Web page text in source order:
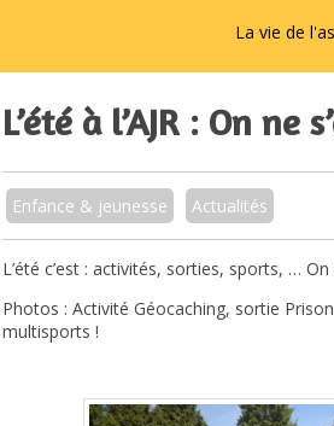
La vie de
L’été à l’AJR : On ne
Enfance & jeunesse Actualités
L’été c’est : activités, sorties, sports, … On
Photos : Activité Géocaching, sortie
multisports !